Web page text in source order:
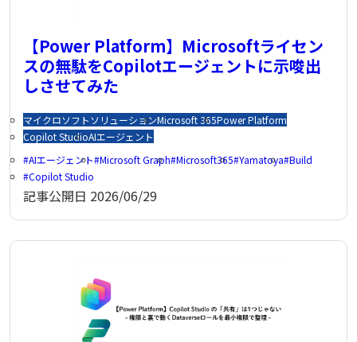
【Power Platform】Microsoftライセン
スの無駄をCopilotエージェントに示唆出
しさせてみた
マイクロソフトソリューションMicrosoft 365Power Platform
Copilot StudioAIエージェント
AIエージェント Microsoft Graph Microsoft365 Yamatoya Build
Copilot Studio
記事公開日 2026/06/29